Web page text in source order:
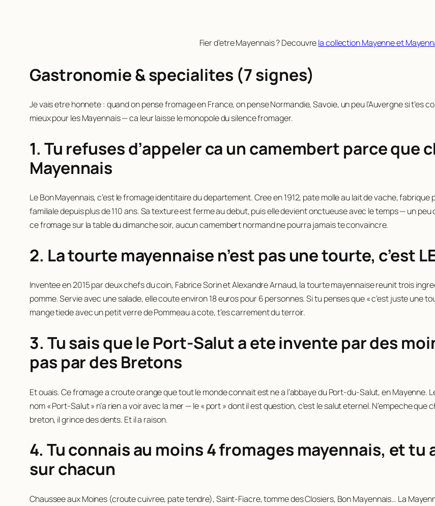
Fier d’etre Mayennais ? Decouvrela collection Mayenne et
Gastronomie & specialites (7 signes)
Je vais etre honnete : quand on pense fromage en France, on pense Normandie, Savoie, un peu l’Auvergne si t’es
mieux pour les Mayennais — ca leur laisse le monopole du silence fromager.
1. Tu refuses d’appeler ca un camembert parce que
Mayennais
Le Bon Mayennais, c’est le fromage identitaire du departement. Cree en 1912, pate molle au lait de vache,
familiale depuis plus de 110 ans. Sa texture est ferme au debut, puis elle devient onctueuse avec le temps — un
ce fromage sur la table du dimanche soir, aucun camembert normand ne pourra jamais te convaincre.
2. La tourte mayennaise n’est pas une tourte, c’est
Inventee en 2015 par deux chefs du coin, Fabrice Sorin et Alexandre Arnaud, la tourte mayennaise reunit trois
pomme. Servie avec une salade, elle coute environ 18 euros pour 6 personnes. Si tu penses que « c’est juste une
mange tiede avec un petit verre de Pommeau a cote, t’es carrement du terroir.
3. Tu sais que le Port-Salut a ete invente par des
pas par des Bretons
Et ouais. Ce fromage a croute orange que tout le monde connait est ne a l’abbaye du Port-du-Salut, en Mayenne.
nom « Port-Salut » n’a rien a voir avec la mer — le « port » dont il est question, c’est le salut eternel. N’empeche que
breton, il grince des dents. Et il a raison.
4. Tu connais au moins 4 fromages mayennais, et
sur chacun
Chaussee aux Moines (croute cuivree, pate tendre), Saint-Fiacre, tomme des Closiers, Bon Mayennais… La